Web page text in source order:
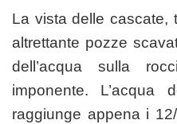
La vista delle cascate,
altrettante pozze
dell’acqua sulla
imponente. L’acqua
raggiunge appena i